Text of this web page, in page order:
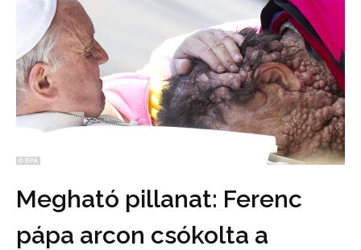
Megható pillanat: Ferenc
pápa arcon csókolta a